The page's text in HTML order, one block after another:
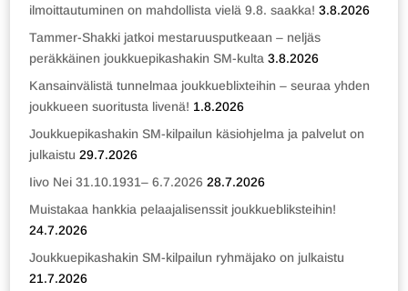
ilmoittautuminen on mahdollista vielä 9.8. saakka! 3.8.2026
Tammer-Shakki jatkoi mestaruusputkeaan – neljäs
peräkkäinen joukkuepikashakin SM-kulta 3.8.2026
Kansainvälistä tunnelmaa joukkueblixteihin – seuraa yhden
joukkueen suoritusta livenä! 1.8.2026
Joukkuepikashakin SM-kilpailun käsiohjelma ja palvelut on
julkaistu 29.7.2026
Iivo Nei 31.10.1931– 6.7.2026 28.7.2026
Muistakaa hankkia pelaajalisenssit joukkuebliksteihin!
24.7.2026
Joukkuepikashakin SM-kilpailun ryhmäjako on julkaistu
21.7.2026